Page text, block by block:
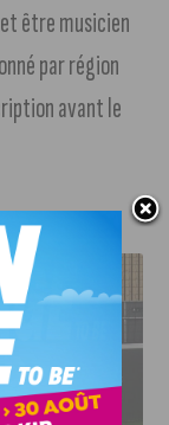
être musicien
par région
avant le